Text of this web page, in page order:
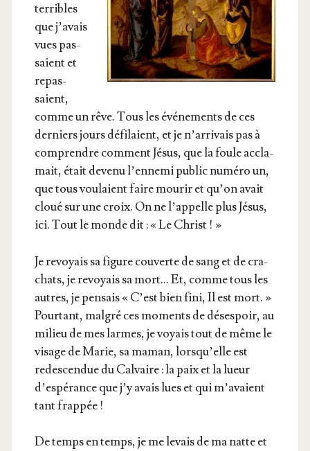
ter­ribles
que j’a­vais
vues pas­
saient et
repas­
saient,
comme un rêve. Tous les évé­ne­ments de ces
der­niers jours défi­laient, et je n’ar­ri­vais pas à
com­prendre com­ment Jésus, que la foule accla­
mait, était deve­nu l’en­ne­mi public numé­ro un,
que tous vou­laient faire mou­rir et qu’on avait
cloué sur une croix. On ne l’ap­pelle plus Jésus,
ici. Tout le monde dit : « Le Christ ! »
Je revoyais sa figure cou­verte de sang et de cra­
chats, je revoyais sa mort… Et, comme tous les
autres, je pen­sais « C’est bien fini, Il est mort. »
Pour­tant, mal­gré ces moments de déses­poir, au
milieu de mes larmes, je voyais tout de même le
visage de Marie, sa maman, lors­qu’elle est
redes­cen­due du Cal­vaire : la paix et la lueur
d’es­pé­rance que j’y avais lues et qui m’a­vaient
tant frappée !
De temps en temps, je me levais de ma natte et